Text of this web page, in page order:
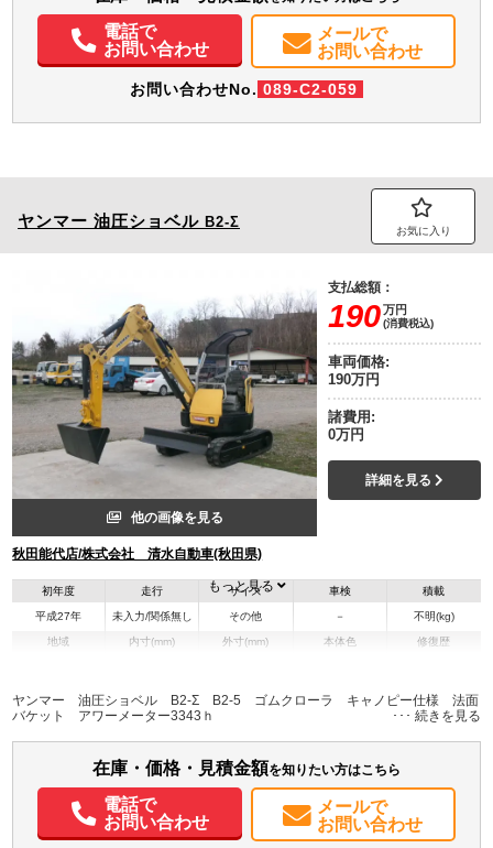
電話で
お問い合わせ
メールで
お問い合わせ
お問い合わせNo. 089-C2-059
ヤンマー 油圧ショベル B2-Σ
お気に入り
他の画像を見る
秋田能代店/株式会社 清水自動車(秋田県)
支払総額：
190万円
(消費税込)
車両価格:
190万円
諸費用:
0万円
詳細を見る
初年度
平成27年
走行
未入力/関係無し
サイズ
その他
車検
－
積載
不明(kg)
地域 内寸(mm) 外寸(mm) 本体色 修復歴
もっと見る
ヤンマー 油圧ショベル B2-Σ B2-5 ゴムクローラ キャノピー仕様 法面
バケット アワーメーター3343ｈ
在庫・価格・見積金額を知りたい方はこちら
電話で
お問い合わせ
メールで
お問い合わせ